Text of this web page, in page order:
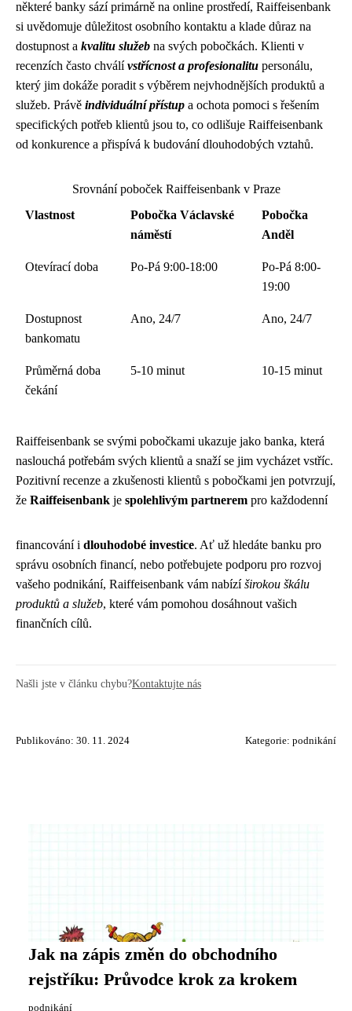
některé banky sází primárně na online prostředí, Raiffeisenbank
si uvědomuje důležitost osobního kontaktu a klade důraz na
dostupnost a kvalitu služeb na svých pobočkách. Klienti v
recenzích často chválívstřícnost a profesionalitu personálu,
který jim dokáže poradit s výběrem nejvhodnějších produktů a
služeb. Právě individuální přístup a ochota pomoci s řešením
specifických potřeb klientů jsou to, co odlišuje Raiffeisenbank
od konkurence a přispívá k budování dlouhodobých vztahů.
Srovnání poboček Raiffeisenbank v Praze
Vlastnost
Pobočka Václavské
náměstí
Pobočka
Anděl
Otevírací doba Po-Pá 9:00-18:00
Po-Pá 8:00-
19:00
Dostupnost
bankomatu
Ano, 24/7 Ano, 24/7
Průměrná doba
čekání
5-10 minut 10-15 minut
Raiffeisenbank se svými pobočkami ukazuje jako banka, která
naslouchá potřebám svých klientů a snaží se jim vycházet vstříc.
Pozitivní recenze a zkušenosti klientů s pobočkami jen potvrzují,
že Raiffeisenbank je spolehlivým partnerem pro každodenní
financování i dlouhodobé investice. Ať už hledáte banku pro
správu osobních financí, nebo potřebujete podporu pro rozvoj
vašeho podnikání, Raiffeisenbank vám nabízíširokou škálu
produktů a služeb, které vám pomohou dosáhnout vašich
finančních cílů.
Našli jste v článku chybu?Kontaktujte nás
Publikováno: 30. 11. 2024 Kategorie: podnikání
Jak na zápis změn do obchodního
rejstříku: Průvodce krok za krokem
podnikání